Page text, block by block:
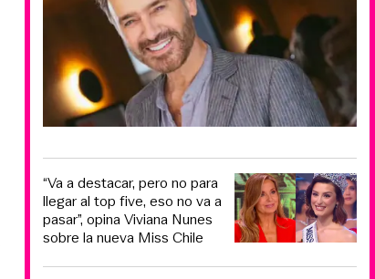
“Va a destacar, pero no para
llegar al top five, eso no va a
pasar”, opina Viviana Nunes
sobre la nueva Miss Chile